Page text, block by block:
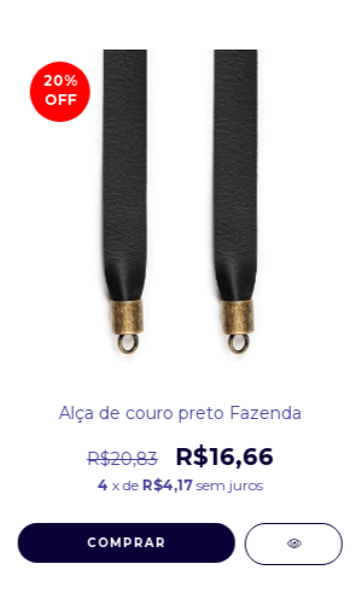
20%
OFF
Alça de couro preto Fazenda
R$20,83 R$16,66
4 x de R$4,17 sem juros
COMPRAR